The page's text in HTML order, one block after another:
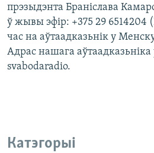
прэзыдэнта Браніслава
ў жывы эфір: +375 29 6514204
час на аўтаадказьнік у
Адрас нашага аўтаадказьніка
svabodaradio.
Катэгорыі